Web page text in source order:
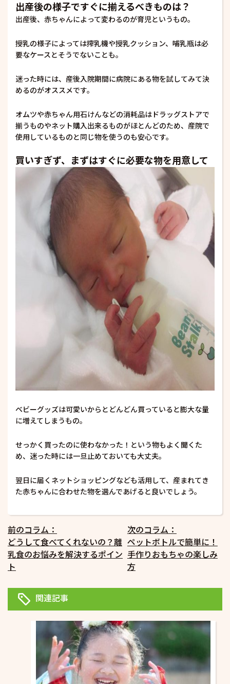
出産後の様子ですぐに揃えるべきものは？
出産後、赤ちゃんによって変わるのが育児というもの。
授乳の様子によっては搾乳機や授乳クッション、哺乳瓶は必
要なケースとそうでないことも。
迷った時には、産後入院期間に病院にある物を試してみて決
めるのがオススメです。
オムツや赤ちゃん用石けんなどの消耗品はドラッグストアで
揃うものやネット購入出来るものがほとんどのため、産院で
使用しているものと同じ物を使うのも安心です。
買いすぎず、まずはすぐに必要な物を用意して
ベビーグッズは可愛いからとどんどん買っていると膨大な量
に増えてしまうもの。
せっかく買ったのに使わなかった！という物もよく聞くた
め、迷った時には一旦止めておいても大丈夫。
翌日に届くネットショッピングなども活用して、産まれてき
た赤ちゃんに合わせた物を選んであげると良いでしょう。
投
稿
ナ
ビ
ゲ
ー
前のコラム：
どうして食べてくれないの？離
乳食のお悩みを解決するポイン
ト
次のコラム：
ペットボトルで簡単に！
手作りおもちゃの楽しみ
方
関連記事